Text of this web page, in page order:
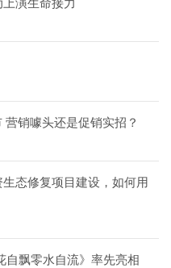
演生命接力
“以旧换新”买房补贴现身成都楼市 营销噱头还是促销实招？
态修复项目建设，如何用
自飘零水自流》率先亮相